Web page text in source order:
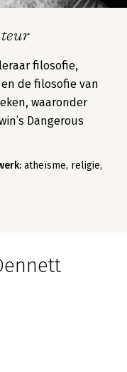
filosofie,
de filosofie van
waaronder
Dangerous
atheïsme, religie,